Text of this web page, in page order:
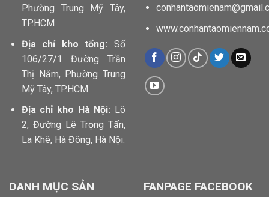
Phường Trung Mỹ Tây,
TP.HCM
Địa chỉ kho tổng: Số
106/27/1 Đường Trần
Thị Năm, Phường Trung
Mỹ Tây, TP.HCM
Địa chỉ kho Hà Nội: Lô
2, Đường Lê Trọng Tấn,
La Khê, Hà Đông, Hà Nội.
DANH MỤC SẢN
FANPAGE FACEBOOK